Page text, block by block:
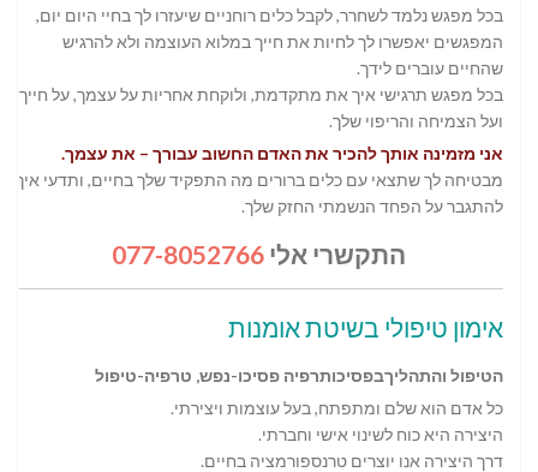
בכל מפגש נלמד לשחרר, לקבל כלים רוחניים שיעזרו לך בחיי היום יום,
המפגשים יאפשרו לך לחיות את חייך במלוא העוצמה ולא להרגיש
שהחיים עוברים לידך.
בכל מפגש תרגישי איך את מתקדמת, ולוקחת אחריות על עצמך, על חייך,
ועל הצמיחה והריפוי שלך.
אני מזמינה אותך להכיר את האדם החשוב עבורך – את עצמך.
מבטיחה לך שתצאי עם כלים ברורים מה התפקיד שלך בחיים, ותדעי איך
להתגבר על הפחד הנשמתי החזק שלך.
התקשרי אלי 077-8052766
אימון טיפולי בשיטת אומנות
הטיפול והתהליךבפסיכותרפיה פסיכו-נפש, טרפיה-טיפול
כל אדם הוא שלם ומתפתח, בעל עוצמות ויצירתי.
היצירה היא כוח לשינוי אישי וחברתי.
דרך היצירה אנו יוצרים טרנספורמציה בחיים.